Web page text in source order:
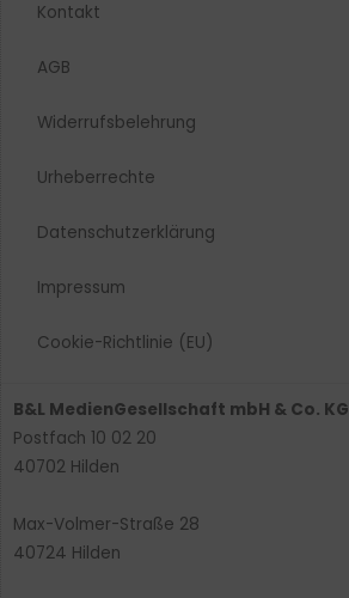
Kontakt
AGB
Widerrufsbelehrung
Urheberrechte​
Datenschutzerklärung
Impressum
Cookie-Richtlinie (EU)
B&L MedienGesellschaft mbH & Co. KG
Postfach 10 02 20
40702 Hilden
Max-Volmer-Straße 28
40724 Hilden